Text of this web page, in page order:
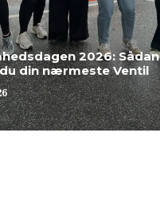
2026: Sådan
din nærmeste Ventil